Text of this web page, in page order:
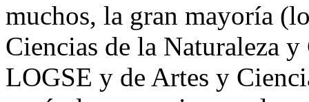
muchos, la gran mayoría
Ciencias de la Naturaleza
LOGSE y de Artes y